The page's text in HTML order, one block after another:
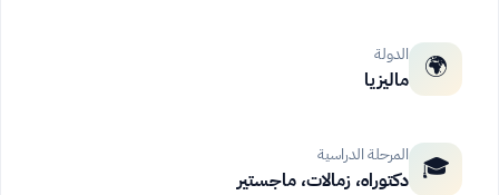
🌍 الدولة
ماليزيا
🎓 المرحلة الدراسية
دكتوراه، زمالات، ماجستير